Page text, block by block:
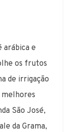
arábica e
os frutos
de irrigação
melhores
São José,
da Grama,